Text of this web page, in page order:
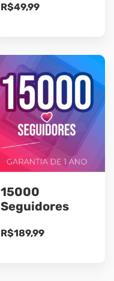
R$49,99
15000
Seguidores
R$189,99